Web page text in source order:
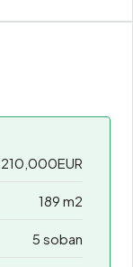
210,000EUR
189 m2
5 soban